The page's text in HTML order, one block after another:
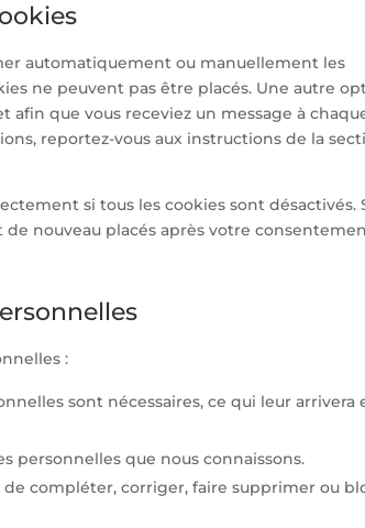
automatiquement ou manuellement les
ne peuvent pas être placés. Une autre
que vous receviez un message à
reportez-vous aux instructions de la
si tous les cookies sont désactivés.
nouveau placés après votre
:
sont nécessaires, ce qui leur arrivera
personnelles que nous connaissons.
compléter, corriger, faire supprimer ou